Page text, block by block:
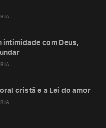
intimidade com Deus,
cristã e a Lei do amor